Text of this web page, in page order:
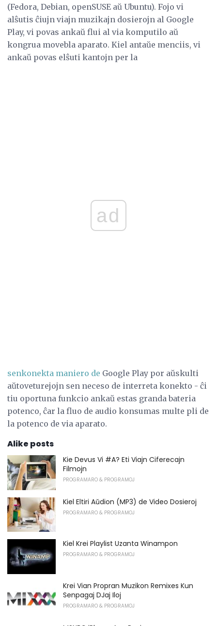
(Fedora, Debian, openSUSE aŭ Ubuntu). Fojo vi
alŝutis ĉiujn viajn muzikajn dosierojn al Google
Play, vi povas ankaŭ flui al via komputilo aŭ
kongrua movebla aparato. Kiel antaŭe menciis, vi
ankaŭ povas elŝuti kantojn per la
ad
senkonekta maniero de Google Play por aŭskulti
aŭtoveturejojn sen neceso de interreta konekto - ĉi
tiu oportuna funkcio ankaŭ estas granda bateria
potenco, ĉar la fluo de audio konsumas multe pli de
la potenco de via aparato.
Alike posts
Kie Devus Vi #A? Eti Viajn Ciferecajn
Filmojn
PROGRAMARO & PROGRAMOJ
Kiel Eltiri Aŭdion (MP3) de Video Dosieroj
PROGRAMARO & PROGRAMOJ
Kiel Krei Playlist Uzanta Winampon
PROGRAMARO & PROGRAMOJ
Krei Vian Propran Muzikon Remixes Kun
Senpagaj DJaj Iloj
PROGRAMARO & PROGRAMOJ